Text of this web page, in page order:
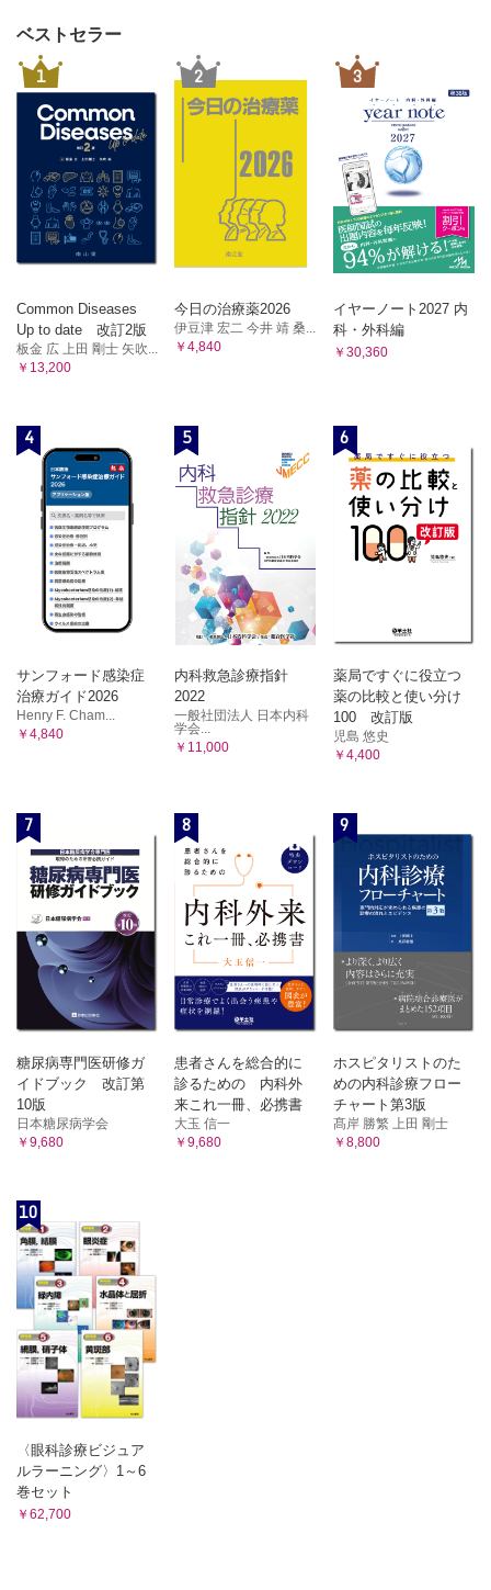
ベストセラー
1
Common Diseases
Up to date 改訂2版
板金 広 上田 剛士 矢吹...
￥13,200
2
今日の治療薬2026
伊豆津 宏二 今井 靖 桑...
￥4,840
3
イヤーノート2027 内
科・外科編
￥30,360
4
サンフォード感染症
治療ガイド2026
Henry F. Cham...
￥4,840
5
内科救急診療指針
2022
一般社団法人 日本内科
学会...
￥11,000
6
薬局ですぐに役立つ
薬の比較と使い分け
100 改訂版
児島 悠史
￥4,400
7
糖尿病専門医研修ガ
イドブック 改訂第
10版
日本糖尿病学会
￥9,680
8
患者さんを総合的に
診るための 内科外
来これ一冊、必携書
大玉 信一
￥9,680
9
ホスピタリストのた
めの内科診療フロー
チャート第3版
髙岸 勝繁 上田 剛士
￥8,800
10
〈眼科診療ビジュア
ルラーニング〉1～6
巻セット
￥62,700